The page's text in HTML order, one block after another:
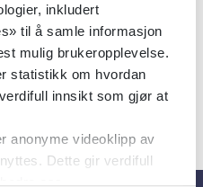
inkludert
til å samle informasjon
mulig brukeropplevelse.
statistikk om hvordan
innsikt som gjør at
anonyme videoklipp av
Dette gir verdifull
oss.